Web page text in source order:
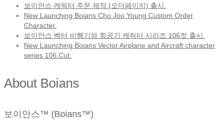
보이안스 캐릭터 주문 제작 (오더페이지) 출시.
New Launching Boians Cho Joo Young Custom Order
Character.
보이안스 벡터 비행기와 항공기 캐릭터 시리즈 106컷 출시.
New Launching Boians Vector Airplane and Aircraft character
series 106 Cut.
About Boians
보이안스™ (Boians™)